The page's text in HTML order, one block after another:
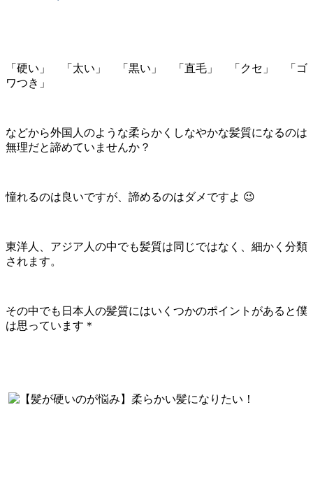
「硬い」 「太い」 「黒い」 「直毛」 「クセ」 「ゴ
ワつき」
などから外国人のような柔らかくしなやかな髪質になるのは
無理だと諦めていませんか？
憧れるのは良いですが、諦めるのはダメですよ 😉
東洋人、アジア人の中でも髪質は同じではなく、細かく分類
されます。
その中でも日本人の髪質にはいくつかのポイントがあると僕
は思っています＊